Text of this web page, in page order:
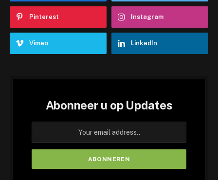
Pinterest Instagram
Vimeo LinkedIn
Abonneer u op Updates